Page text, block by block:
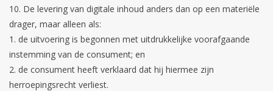
De levering van digitale inhoud anders dan op een materiële
drager, maar alleen als:
de uitvoering is begonnen met uitdrukkelijke voorafgaande
instemming van de consument; en
de consument heeft verklaard dat hij hiermee zijn
herroepingsrecht verliest.